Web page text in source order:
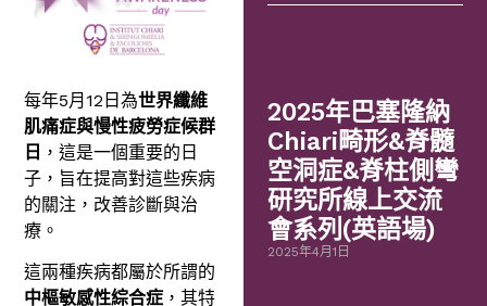
每年5月12日為世界纖維
肌痛症與慢性疲勞症候群
日 ，這是一個重要的日
子，旨在提高對這些疾病
的關注，改善診斷與治
療。
這兩種疾病都屬於所謂的
中樞敏感性綜合症 ，其特
2025年巴塞隆納
Chiari畸形&脊髓
空洞症&脊柱側彎
研究所線上交流
會系列(英語場)
2025年4月1日